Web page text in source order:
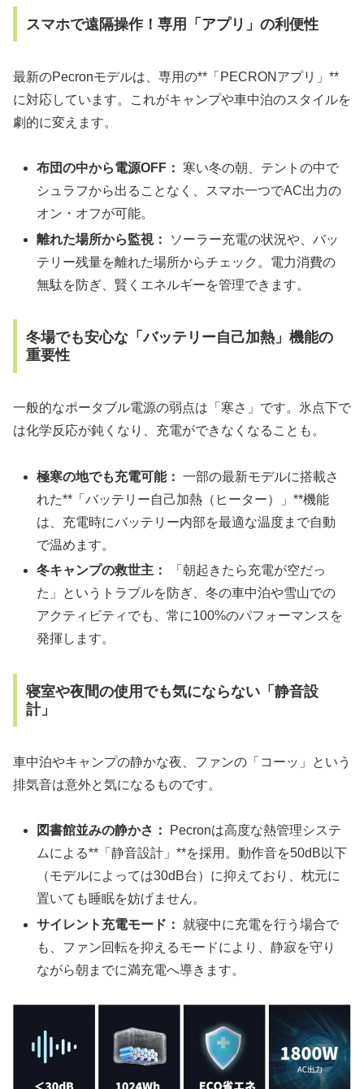
スマホで遠隔操作！専用「アプリ」の利便性
最新のPecronモデルは、専用の**「PECRONアプリ」**
に対応しています。これがキャンプや車中泊のスタイルを
劇的に変えます。
布団の中から電源OFF：
寒い冬の朝、テントの中で
シュラフから出ることなく、スマホ一つでAC出力の
オン・オフが可能。
離れた場所から監視：
ソーラー充電の状況や、バッ
テリー残量を離れた場所からチェック。電力消費の
無駄を防ぎ、賢くエネルギーを管理できます。
冬場でも安心な「バッテリー自己加熱」機能の
重要性
一般的なポータブル電源の弱点は「寒さ」です。氷点下で
は化学反応が鈍くなり、充電ができなくなることも。
極寒の地でも充電可能： 一部の最新モデルに搭載さ
れた**「バッテリー自己加熱（ヒーター）」**機能
は、充電時にバッテリー内部を最適な温度まで自動
で温めます。
冬キャンプの救世主：
「朝起きたら充電が空だっ
た」というトラブルを防ぎ、冬の車中泊や雪山での
アクティビティでも、常に100%のパフォーマンスを
発揮します。
寝室や夜間の使用でも気にならない「静音設
計」
車中泊やキャンプの静かな夜、ファンの「コーッ」という
排気音は意外と気になるものです。
図書館並みの静かさ：
Pecronは高度な熱管理システ
ムによる**「静音設計」**を採用。動作音を50dB以下
（モデルによっては30dB台）に抑えており、枕元に
置いても睡眠を妨げません。
サイレント充電モード：
就寝中に充電を行う場合で
も、ファン回転を抑えるモードにより、静寂を守り
ながら朝までに満充電へ導きます。